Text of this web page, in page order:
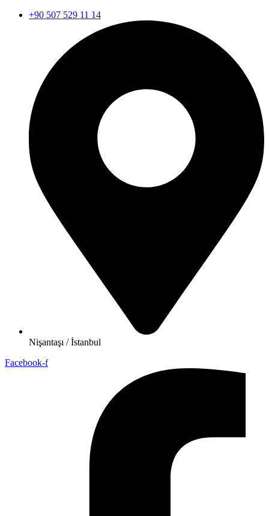
+90 507 529 11 14
Nişantaşı / İstanbul
Facebook-f